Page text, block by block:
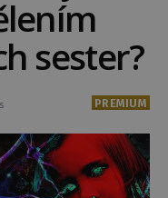
sester?
PREMIUM